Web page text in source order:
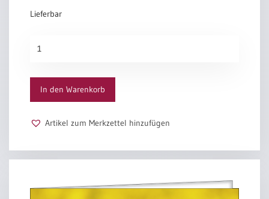
Lieferbar
Himmel
In den Warenkorb
Artikel zum Merkzettel hinzufügen